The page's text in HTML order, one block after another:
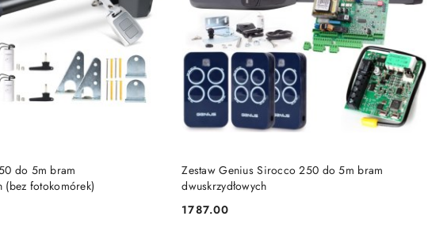
do 5m bram
(bez fotokomórek)
DODAJ DO KOSZYKA
Zestaw Genius Sirocco 250 do 5m bram
dwuskrzydłowych
Cena:
1787.00
DODAJ DO KOSZYKA